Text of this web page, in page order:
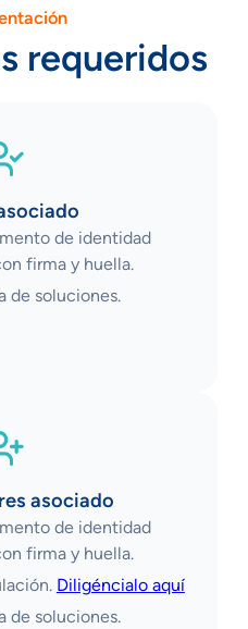
requeridos
de identidad
firma y huella.
de soluciones.
asociado
de identidad
firma y huella.
Diligéncialo aquí
de soluciones.